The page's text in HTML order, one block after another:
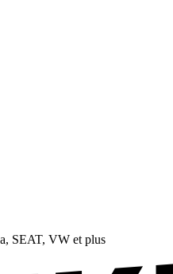
SEAT, VW et plus